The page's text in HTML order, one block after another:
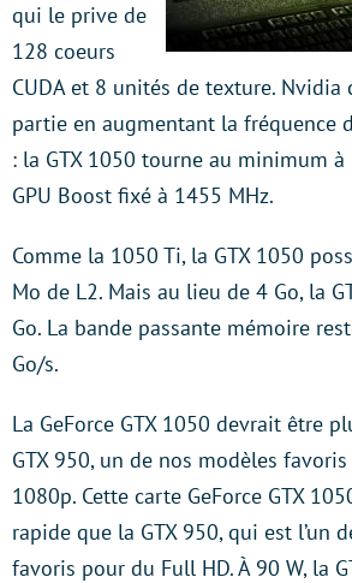
qui le prive de
128 coeurs
CUDA et 8 unités de texture. Nvidia
partie en augmentant la fréquence
: la GTX 1050 tourne au minimum à
GPU Boost fixé à 1455 MHz.
Comme la 1050 Ti, la GTX 1050
Mo de L2. Mais au lieu de 4 Go, la
Go. La bande passante mémoire
Go/s.
La GeForce GTX 1050 devrait être
GTX 950, un de nos modèles
1080p. Cette carte GeForce GTX
rapide que la GTX 950, qui est l’un
favoris pour du Full HD. À 90 W, la